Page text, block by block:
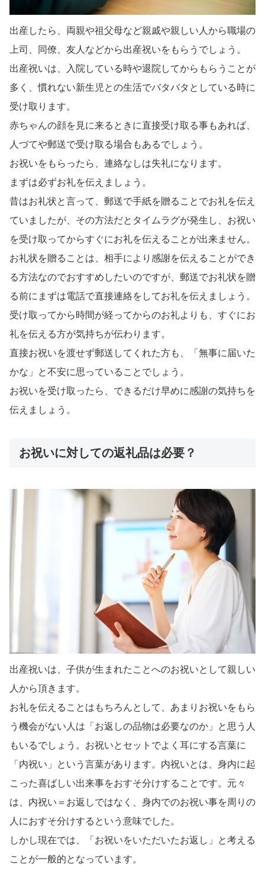
出産したら、両親や祖父母など親戚や親しい人から職場の
上司、同僚、友人などから出産祝いをもらうでしょう。
出産祝いは、入院している時や退院してからもらうことが
多く、慣れない新生児との生活でバタバタとしている時に
受け取ります。
赤ちゃんの顔を見に来るときに直接受け取る事もあれば、
人づてや郵送で受け取る場合もあるでしょう。
お祝いをもらったら、連絡なしは失礼になります。
まずは必ずお礼を伝えましょう。
昔はお礼状と言って、郵送で手紙を贈ることでお礼を伝え
ていましたが、その方法だとタイムラグが発生し、お祝い
を受け取ってからすぐにお礼を伝えることが出来ません。
お礼状を贈ることは、相手により感謝を伝えることができ
る方法なのでおすすめしたいのですが、郵送でお礼状を贈
る前にまずは電話で直接連絡をしてお礼を伝えましょう。
受け取ってから時間が経ってからのお礼よりも、すぐにお
礼を伝える方が気持ちが伝わります。
直接お祝いを渡せず郵送してくれた方も、「無事に届いた
かな」と不安に思っていることでしょう。
お祝いを受け取ったら、できるだけ早めに感謝の気持ちを
伝えましょう。
お祝いに対しての返礼品は必要？
出産祝いは、子供が生まれたことへのお祝いとして親しい
人から頂きます。
お礼を伝えることはもちろんとして、あまりお祝いをもら
う機会がない人は「お返しの品物は必要なのか」と思う人
もいるでしょう。お祝いとセットでよく耳にする言葉に
「内祝い」という言葉があります。内祝いとは、身内に起
こった喜ばしい出来事をおすそ分けすることです。元々
は、内祝い＝お返しではなく、身内でのお祝い事を周りの
人におすそ分けするという意味でした。
しかし現在では、「お祝いをいただいたお返し」と考える
ことが一般的となっています。